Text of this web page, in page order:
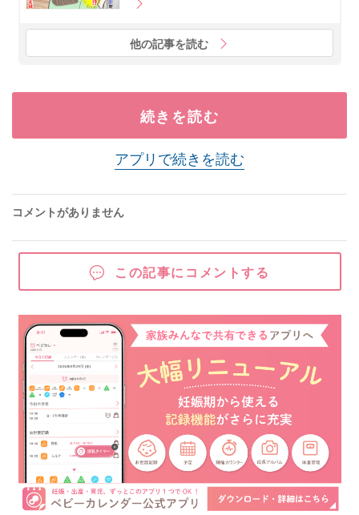
他の記事を読む
続きを読む
アプリで続きを読む
コメントがありません
この記事にコメントする